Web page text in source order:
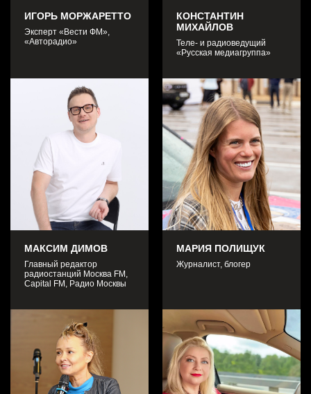
ИГОРЬ МОРЖАРЕТТО
Эксперт «Вести ФМ»,
«Авторадио»
КОНСТАНТИН
МИХАЙЛОВ
Теле- и радиоведущий
«Русская медиагруппа»
МАКСИМ ДИМОВ
Главный редактор
радиостанций Москва FM,
Capital FM, Радио Москвы
МАРИЯ ПОЛИЩУК
Журналист, блогер
ПРИ ПОДДЕРЖКЕ